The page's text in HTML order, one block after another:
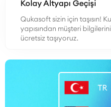
Kolay Altyapı Geçişi
Qukasoft sizin için taşısın!
yapısından müşteri
ücretsiz taşıyoruz.